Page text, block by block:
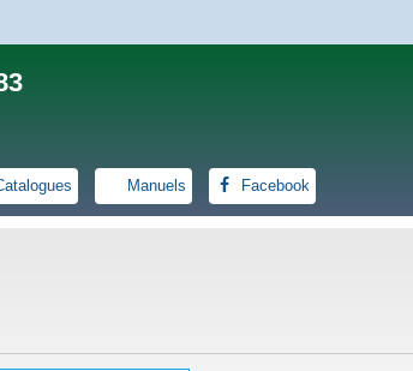
Manuels Facebook